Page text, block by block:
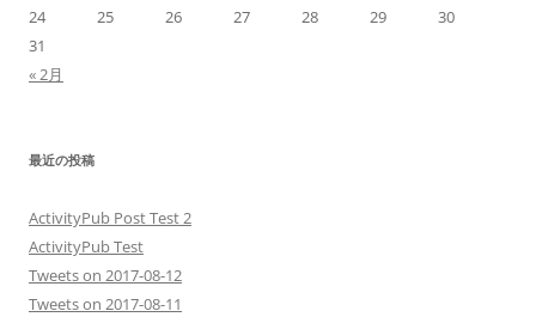
24
25 26 27 28 29
30
31
« 2月
最近の投稿
ActivityPub Post Test 2
ActivityPub Test
Tweets on 2017-08-12
Tweets on 2017-08-11